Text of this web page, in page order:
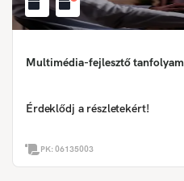
Multimédia-fejlesztő tanfolyam
Érdeklődj a részletekért!
PK:06135003